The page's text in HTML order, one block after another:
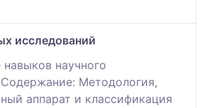
исследований
научного
Методология,
аппарат и классификация